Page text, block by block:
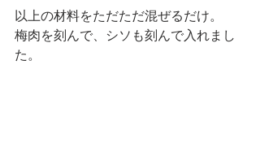
以上の材料をただただ混ぜるだけ。
梅肉を刻んで、シソも刻んで入れまし
た。